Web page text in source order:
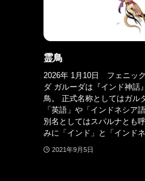
霊鳥
2026年 1月10日 フェニッ
ダ ガルーダは『インド神話
鳥。 正式名称としてはガル
「英語」や「インドネシア
別名としてはスパルナとも
みに「インド」と「インド
2021年9月5日